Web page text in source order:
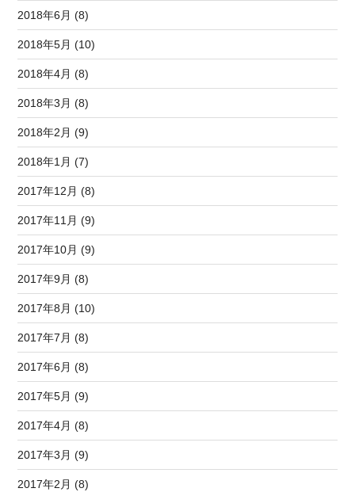
2018年6月 (8)
2018年5月 (10)
2018年4月 (8)
2018年3月 (8)
2018年2月 (9)
2018年1月 (7)
2017年12月 (8)
2017年11月 (9)
2017年10月 (9)
2017年9月 (8)
2017年8月 (10)
2017年7月 (8)
2017年6月 (8)
2017年5月 (9)
2017年4月 (8)
2017年3月 (9)
2017年2月 (8)